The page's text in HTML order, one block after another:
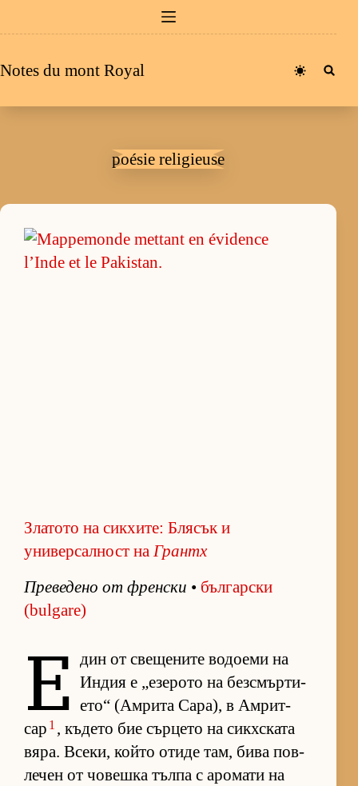
au
Notes du mont Royal
poésie religieuse
Златото на сикхите: Блясък и
универсалност на Грантх
Пре­ве­дено от френ­ски • бъл­гар­ски
(bulgare)
Е дин от све­ще­ните во­до­еми на
Ин­дия е „е­зе­рото на без­смър­ти­
е­то“ (Ам­рита Са­ра), в Ам­рит­
сар 1 , къ­дето бие сър­цето на сик­х­с­ката
вя­ра. Все­ки, който отиде там, бива пов­
ле­чен от чо­вешка тълпа с аро­мати на